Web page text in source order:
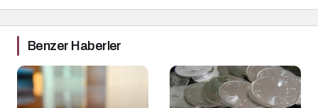
Benzer Haberler